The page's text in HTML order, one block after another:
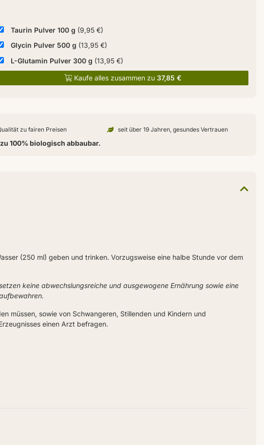
Taurin Pulver 100 g (9,95 €)
Glycin Pulver 500 g (13,95 €)
L-Glutamin Pulver 300 g (13,95 €)
Kaufe alles zusammen zu37,85 €
zu fairen Preisen seit über 19 Jahren, gesundes Vertrauen
100% biologisch abbaubar.
(250 ml) geben und trinken. Vorzugsweise eine halbe Stunde vor dem
keine abwechslungsreiche und ausgewogene Ernährung sowie eine
müssen, sowie von Schwangeren, Stillenden und Kindern und
einen Arzt befragen.